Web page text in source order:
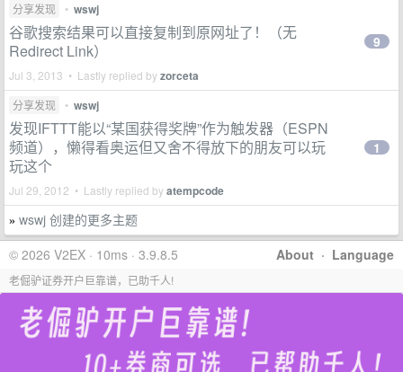
分享发现 • wswj
谷歌搜索结果可以直接复制到原网址了！（无
Redirect Link）
Jul 3, 2013 • Lastly replied byzorceta
9
分享发现 • wswj
发现IFTTT能以“某国获得奖牌”作为触发器（ESPN
频道），懒得看奥运但又舍不得放下的朋友可以玩
玩这个
Jul 29, 2012 • Lastly replied byatempcode
1
» wswj 创建的更多主题
About · Language
© 2026 V2EX · 10ms · 3.9.8.5
老倔驴证券开户巨靠谱，已助千人!